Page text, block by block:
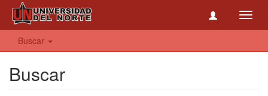
Buscar
Buscar